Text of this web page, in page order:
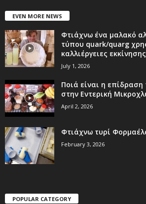
EVEN MORE NEWS
Φτιάχνω ένα μαλακό
τύπου quark/quarg
καλλιέργειες
July 1, 2026
Ποιά είναι η
στην Εντερική
April 2, 2026
Φτιάχνω τυρί
February 3, 2026
POPULAR CATEGORY